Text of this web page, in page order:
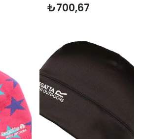
₺700,67